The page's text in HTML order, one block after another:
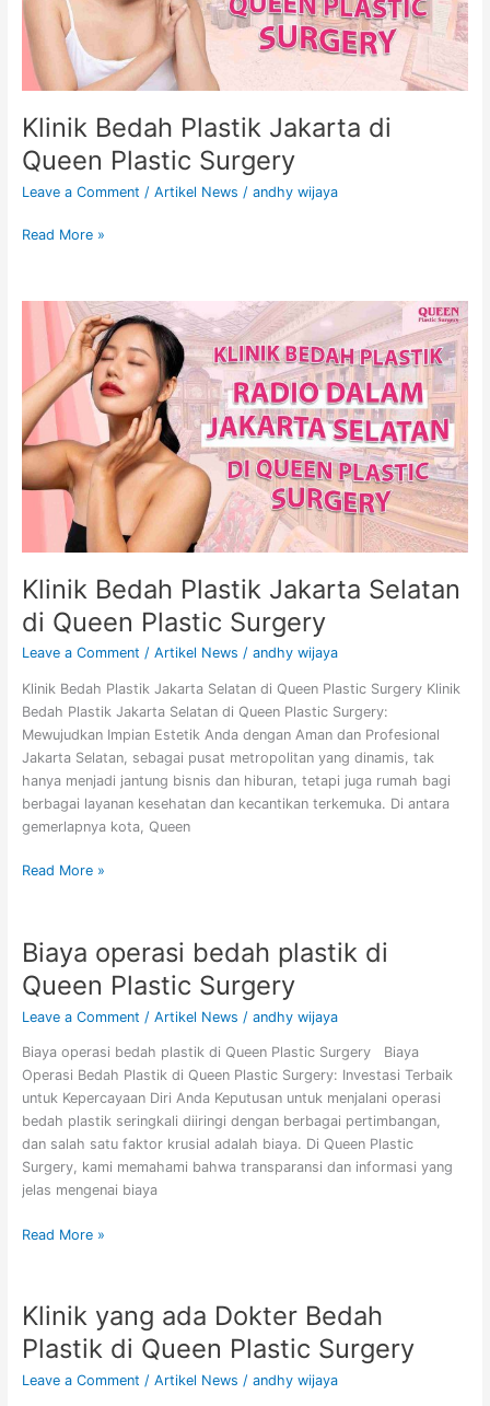
Klinik Bedah Plastik Jakarta di
Queen Plastic Surgery
Leave a Comment / Artikel News / andhy wijaya
Surgery
Read More »
Klinik Bedah Plastik Jakarta Selatan
di Queen Plastic Surgery
Leave a Comment / Artikel News / andhy wijaya
Klinik Bedah Plastik Jakarta Selatan di Queen Plastic Surgery Klinik
Bedah Plastik Jakarta Selatan di Queen Plastic Surgery:
Mewujudkan Impian Estetik Anda dengan Aman dan Profesional
Jakarta Selatan, sebagai pusat metropolitan yang dinamis, tak
hanya menjadi jantung bisnis dan hiburan, tetapi juga rumah bagi
berbagai layanan kesehatan dan kecantikan terkemuka. Di antara
gemerlapnya kota, Queen
Klinik
Bedah
Plastik
Jakarta
Selatan
di
Queen
Plastic
Surgery
Read More »
Biaya operasi bedah plastik di
Queen Plastic Surgery
Leave a Comment / Artikel News / andhy wijaya
Biaya operasi bedah plastik di Queen Plastic Surgery Biaya
Operasi Bedah Plastik di Queen Plastic Surgery: Investasi Terbaik
untuk Kepercayaan Diri Anda Keputusan untuk menjalani operasi
bedah plastik seringkali diiringi dengan berbagai pertimbangan,
dan salah satu faktor krusial adalah biaya. Di Queen Plastic
Surgery, kami memahami bahwa transparansi dan informasi yang
jelas mengenai biaya
Biaya
operasi
bedah
plastik
Queen
Plastic
Surgery
Read More »
Klinik yang ada Dokter Bedah
Plastik di Queen Plastic Surgery
Leave a Comment / Artikel News / andhy wijaya
Klinik
ada
Dokter